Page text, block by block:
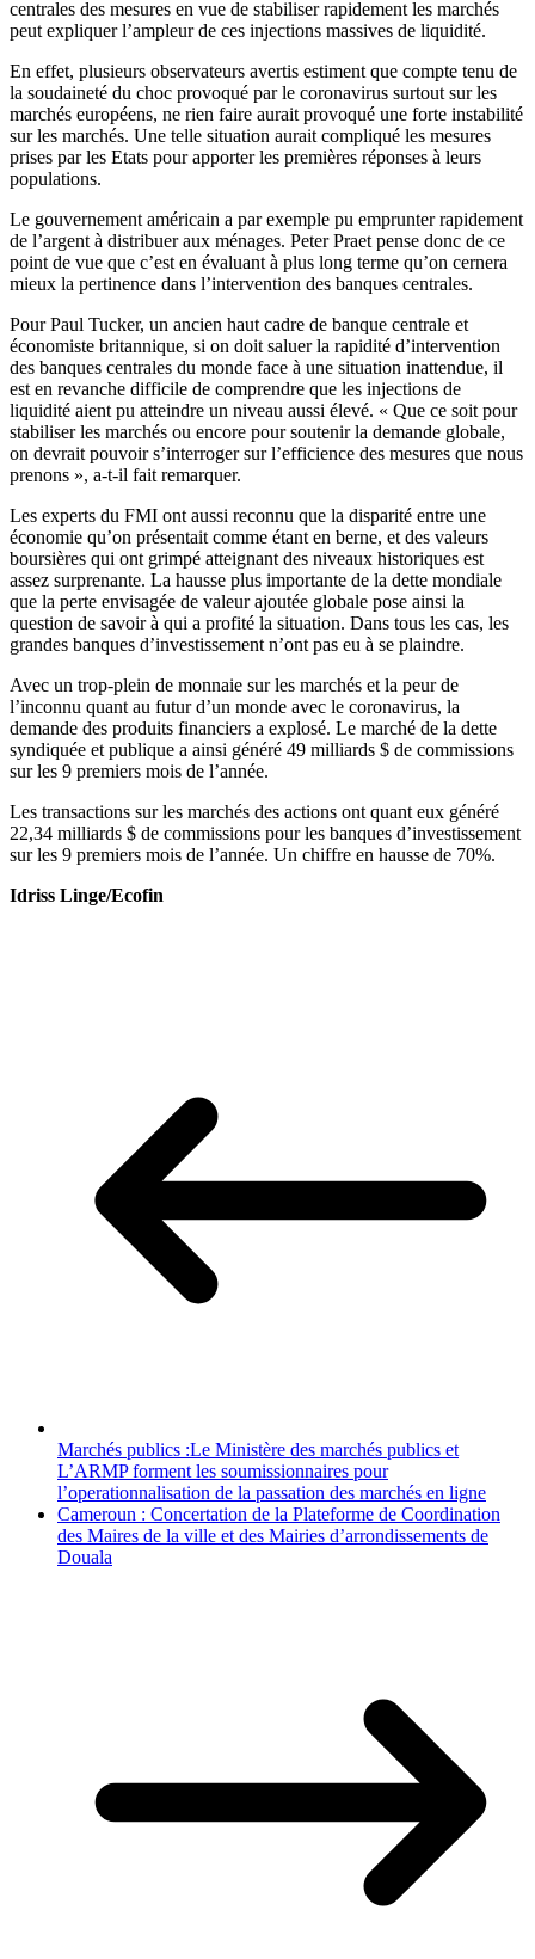
centrales des mesures en vue de stabiliser rapidement les marchés
peut expliquer l’ampleur de ces injections massives de liquidité.
En effet, plusieurs observateurs avertis estiment que compte tenu de
la soudaineté du choc provoqué par le coronavirus surtout sur les
marchés européens, ne rien faire aurait provoqué une forte instabilité
sur les marchés. Une telle situation aurait compliqué les mesures
prises par les Etats pour apporter les premières réponses à leurs
populations.
Le gouvernement américain a par exemple pu emprunter rapidement
de l’argent à distribuer aux ménages. Peter Praet pense donc de ce
point de vue que c’est en évaluant à plus long terme qu’on cernera
mieux la pertinence dans l’intervention des banques centrales.
Pour Paul Tucker, un ancien haut cadre de banque centrale et
économiste britannique, si on doit saluer la rapidité d’intervention
des banques centrales du monde face à une situation inattendue, il
est en revanche difficile de comprendre que les injections de
liquidité aient pu atteindre un niveau aussi élevé. « Que ce soit pour
stabiliser les marchés ou encore pour soutenir la demande globale,
on devrait pouvoir s’interroger sur l’efficience des mesures que nous
prenons », a-t-il fait remarquer.
Les experts du FMI ont aussi reconnu que la disparité entre une
économie qu’on présentait comme étant en berne, et des valeurs
boursières qui ont grimpé atteignant des niveaux historiques est
assez surprenante. La hausse plus importante de la dette mondiale
que la perte envisagée de valeur ajoutée globale pose ainsi la
question de savoir à qui a profité la situation. Dans tous les cas, les
grandes banques d’investissement n’ont pas eu à se plaindre.
Avec un trop-plein de monnaie sur les marchés et la peur de
l’inconnu quant au futur d’un monde avec le coronavirus, la
demande des produits financiers a explosé. Le marché de la dette
syndiquée et publique a ainsi généré 49 milliards $ de commissions
sur les 9 premiers mois de l’année.
Les transactions sur les marchés des actions ont quant eux généré
22,34 milliards $ de commissions pour les banques d’investissement
sur les 9 premiers mois de l’année. Un chiffre en hausse de 70%.
Idriss Linge/Ecofin
Marchés publics :Le Ministère des marchés publics et
L’ARMP forment les soumissionnaires pour
l’operationnalisation de la passation des marchés en ligne
Cameroun : Concertation de la Plateforme de Coordination
des Maires de la ville et des Mairies d’arrondissements de
Douala